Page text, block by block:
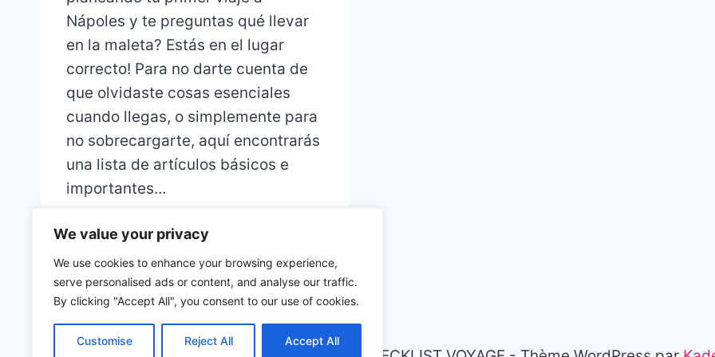
We value your privacy
We use cookies to enhance your browsing experience,
serve personalised ads or content, and analyse our traffic.
By clicking "Accept All", you consent to our use of cookies.
Customise Reject All Accept All
Nápoles y te preguntas qué llevar
en la maleta? Estás en el lugar
correcto! Para no darte cuenta de
que olvidaste cosas esenciales
cuando llegas, o simplemente para
no sobrecargarte, aquí encontrarás
una lista de artículos básicos e
importantes…